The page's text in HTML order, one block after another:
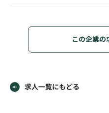
この企業の
求人一覧にもどる